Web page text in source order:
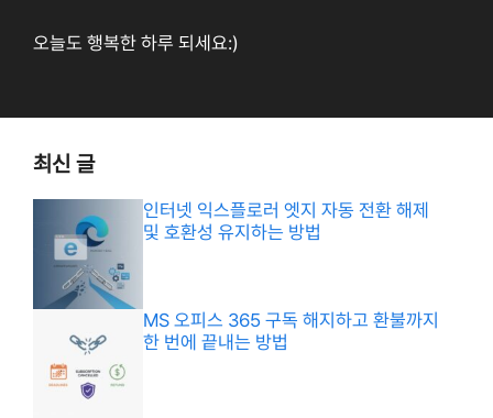
오늘도 행복한 하루 되세요:)
최신 글
인터넷 익스플로러 엣지 자동 전환 해제
및 호환성 유지하는 방법
MS 오피스 365 구독 해지하고 환불까지
한 번에 끝내는 방법